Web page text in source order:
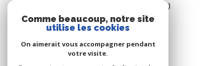
187 Rue Louis Martin ( Rue centrale )
83420 La Croix-Valmer
+33.(0)4.94.79.59.18
+33.(0)6.15.75.38.65
info@rivimo.com
Comme beaucoup, notre site
utilise les cookies
On aimerait vous accompagner pendant
votre visite.